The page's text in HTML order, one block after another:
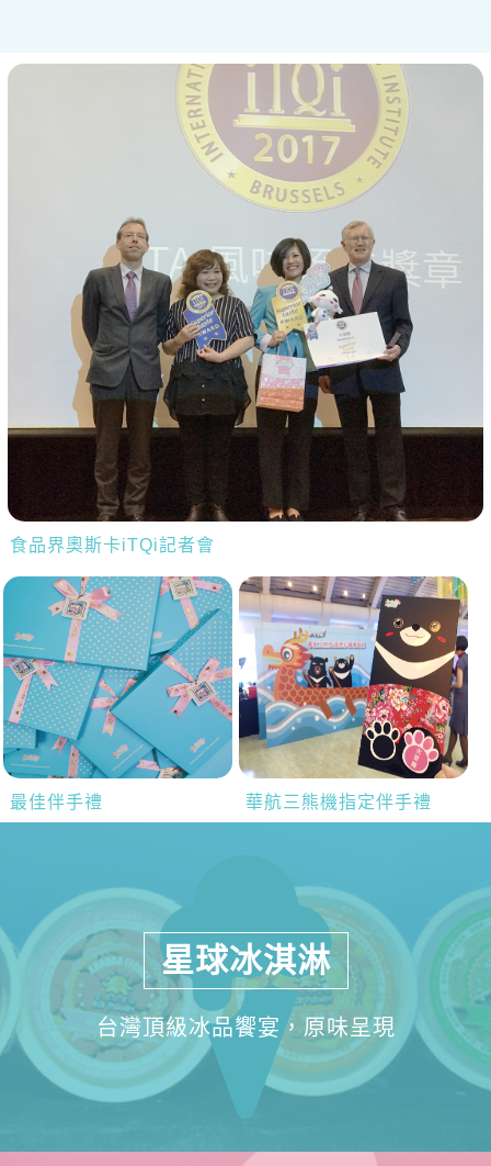
食品界奧斯卡iTQi記者會
最佳伴手禮 華航三熊機指定伴手禮
星球冰淇淋
台灣頂級冰品饗宴，原味呈現